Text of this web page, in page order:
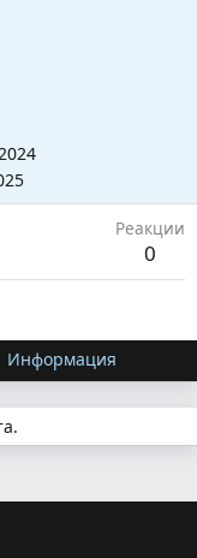
Реакции
0
Информация